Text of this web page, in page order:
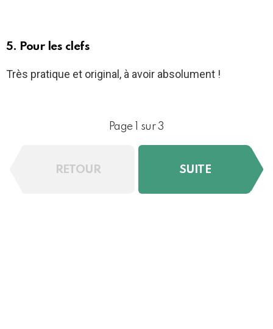
5. Pour les clefs
Très pratique et original, à avoir absolument !
Page 1 sur 3
RETOUR SUITE